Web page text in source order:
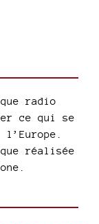
radio
ce qui se
réalisée